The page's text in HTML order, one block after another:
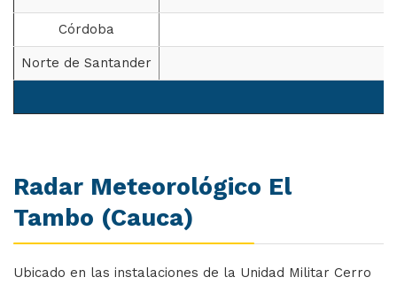
Córdoba
Norte de Santander
Radar Meteorológico El
Tambo (Cauca)
Ubicado en las instalaciones de la Unidad Militar Cerro